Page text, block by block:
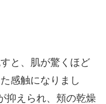
と、肌が驚くほど
感触になりまし
抑えられ、頬の乾燥